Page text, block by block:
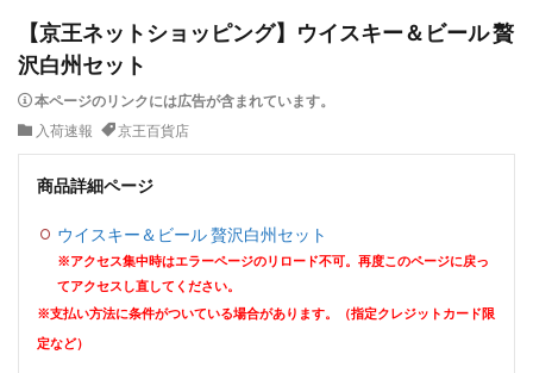
【京王ネットショッピング】ウイスキー＆ビール 贅
沢白州セット
本ページのリンクには広告が含まれています。
入荷速報
京王百貨店
商品詳細ページ
ウイスキー＆ビール 贅沢白州セット
※アクセス集中時はエラーページのリロード不可。再度このページに戻っ
てアクセスし直してください。
※支払い方法に条件がついている場合があります。（指定クレジットカード限
定など）